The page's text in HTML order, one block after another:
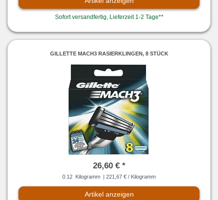
Sofort versandfertig, Lieferzeit 1-2 Tage**
GILLETTE MACH3 RASIERKLINGEN, 8 STÜCK
26,60 € *
0.12 Kilogramm | 221,67 € / Kilogramm
Artikel anzeigen